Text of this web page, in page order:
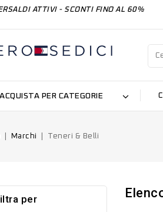
ATTIVI - SCONTI FINO AL 60%
ACQUISTA PER CATEGORIE
Marchi Teneri & Belli
per